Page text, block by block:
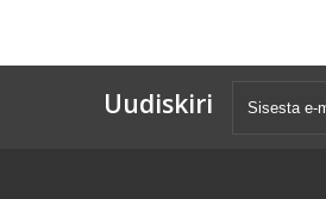
Uudiskiri